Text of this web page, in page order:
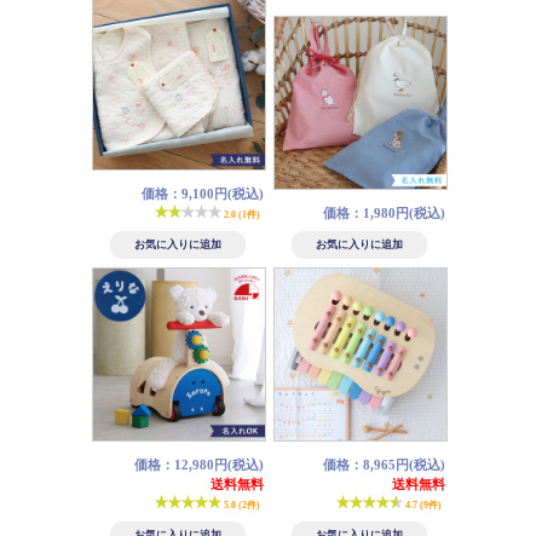
価格：9,100円(税込)
2.0 (1件) 価格：1,980円(税込)
価格：12,980円(税込)
送料無料
5.0 (2件)
価格：8,965円(税込)
送料無料
4.7 (9件)